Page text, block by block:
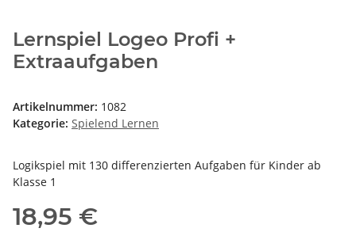
Lernspiel Logeo Profi +
Extraaufgaben
Artikelnummer: 1082
Kategorie: Spielend Lernen
Logikspiel mit 130 differenzierten Aufgaben für Kinder ab
Klasse 1
18,95 €